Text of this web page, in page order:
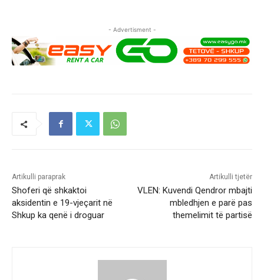
- Advertisment -
Artikulli paraprak
Shoferi që shkaktoi
aksidentin e 19-vjeçarit në
Shkup ka qenë i droguar
Artikulli tjetër
VLEN: Kuvendi Qendror mbajti
mbledhjen e parë pas
themelimit të partisë